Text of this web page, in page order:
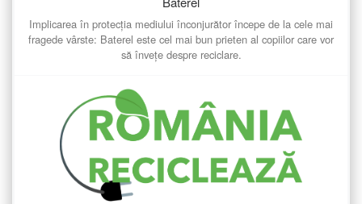
Implicarea în protecția mediului înconjurător începe de la cele mai
fragede vârste: Baterel este cel mai bun prieten al copiilor care vor
să învețe despre reciclare.